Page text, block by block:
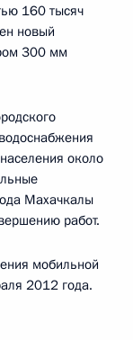
160 тысяч
новый
300 мм
около
Махачкалы
работ.
мобильной
2012 года.